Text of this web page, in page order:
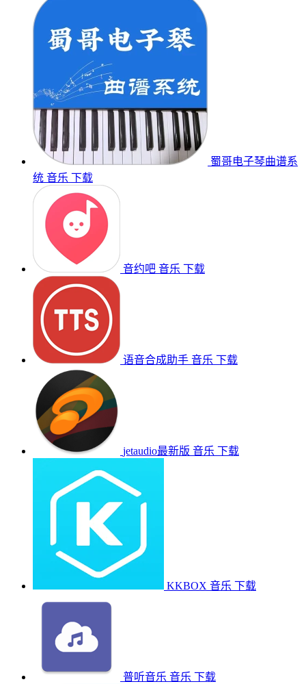
蜀哥电子琴曲谱系
统 音乐 下载
音约吧 音乐 下载
语音合成助手 音乐 下载
jetaudio最新版 音乐 下载
KKBOX 音乐 下载
普听音乐 音乐 下载